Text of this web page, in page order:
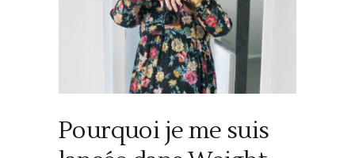
Pourquoi je me suis